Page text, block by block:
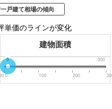
戸建て相場の傾向
単価のラインが変化
建物面積
0 300
9
0 100 200